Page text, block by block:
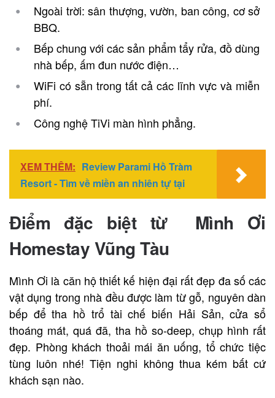
Ngoài trời: sân thượng, vườn, ban công, cơ sở
BBQ.
Bếp chung với các sản phẩm tẩy rửa, đồ dùng
nhà bếp, ấm đun nước điện…
WiFi có sẵn trong tất cả các lĩnh vực và miễn
phí.
Công nghệ TiVi màn hình phẳng.
XEM THÊM: Review Parami Hồ Tràm
Resort - Tìm về miền an nhiên tự tại
Điểm đặc biệt từ Mình Ơi
Homestay Vũng Tàu
Mình Ơi là căn hộ thiết kế hiện đại rất đẹp đa số các
vật dụng trong nhà đều được làm từ gỗ, nguyên dàn
bếp để tha hồ trổ tài chế biến Hải Sản, cửa sổ
thoáng mát, quá đã, tha hồ so-deep, chụp hình rất
đẹp. Phòng khách thoải mái ăn uống, tổ chức tiệc
tùng luôn nhé! Tiện nghi không thua kém bất cứ
khách sạn nào.